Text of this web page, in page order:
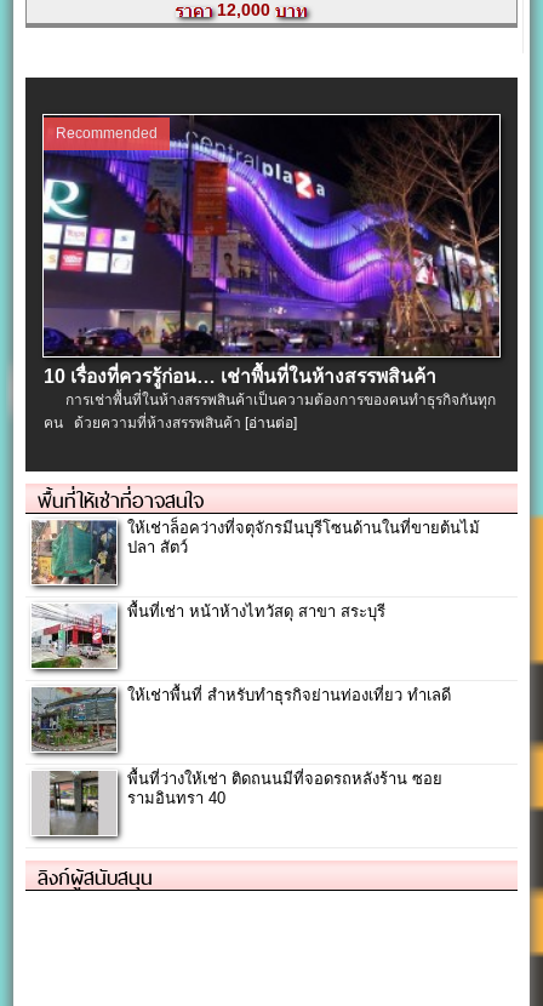
12,000
Recommended
10 เรื่องที่ควรรู้ก่อน… เช่าพื้นที่ในห้างสรรพสินค้า
การเช่าพื้นที่ในห้างสรรพสินค้าเป็นความต้องการของคนทำธุรกิจกันทุก
คน ด้วยความที่ห้างสรรพสินค้า [อ่านต่อ]
พื้นที่ให้เช่าที่อาจสนใจ
ให้เช่าล็อคว่างที่จตุจักรมีนบุรีโซนด้านในที่ขายต้นไม้
ปลา สัตว์
พื้นที่เช่า หน้าห้างไทวัสดุ สาขา สระบุรี
ให้เช่าพื้นที่ สำหรับทำธุรกิจย่านท่องเที่ยว ทำเลดี
พื้นที่ว่างให้เช่า ติดถนนมีที่จอดรถหลังร้าน ซอย
รามอินทรา 40
ลิงก์ผู้สนับสนุน